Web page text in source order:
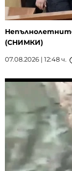
(СНИМКИ)
07.08.2026 | 12:48 ч.